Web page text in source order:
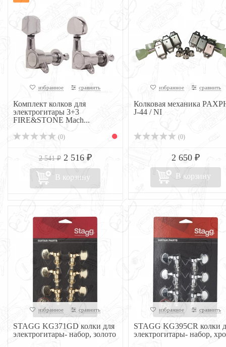
избранное сравнить
Комплект колков для
электрогитары 3+3
FIRE&STONE Mach...
(0)
2 541 ₽ 2 516 ₽
В корзину
избранное сравнить
Колковая механика
J-44 / NI
(0)
2 650 ₽
В корзину
избранное сравнить
STAGG KG371GD колки для
электрогитары- набор, золото
избранное сравнить
STAGG KG395CR колки
электрогитары- набор,